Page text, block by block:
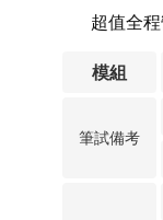
超值全
模組
筆試備考